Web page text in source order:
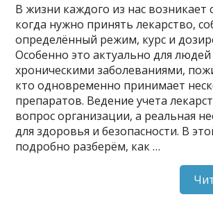
В жизни каждого из нас возникает
когда нужно принять лекарство,
определённый режим, курс и
Особенно это актуально для людей
хроническими заболеваниями,
кто одновременно принимает
препаратов. Ведение учета
вопрос организации, а реальная
для здоровья и безопасности. В
подробно разберём, как …